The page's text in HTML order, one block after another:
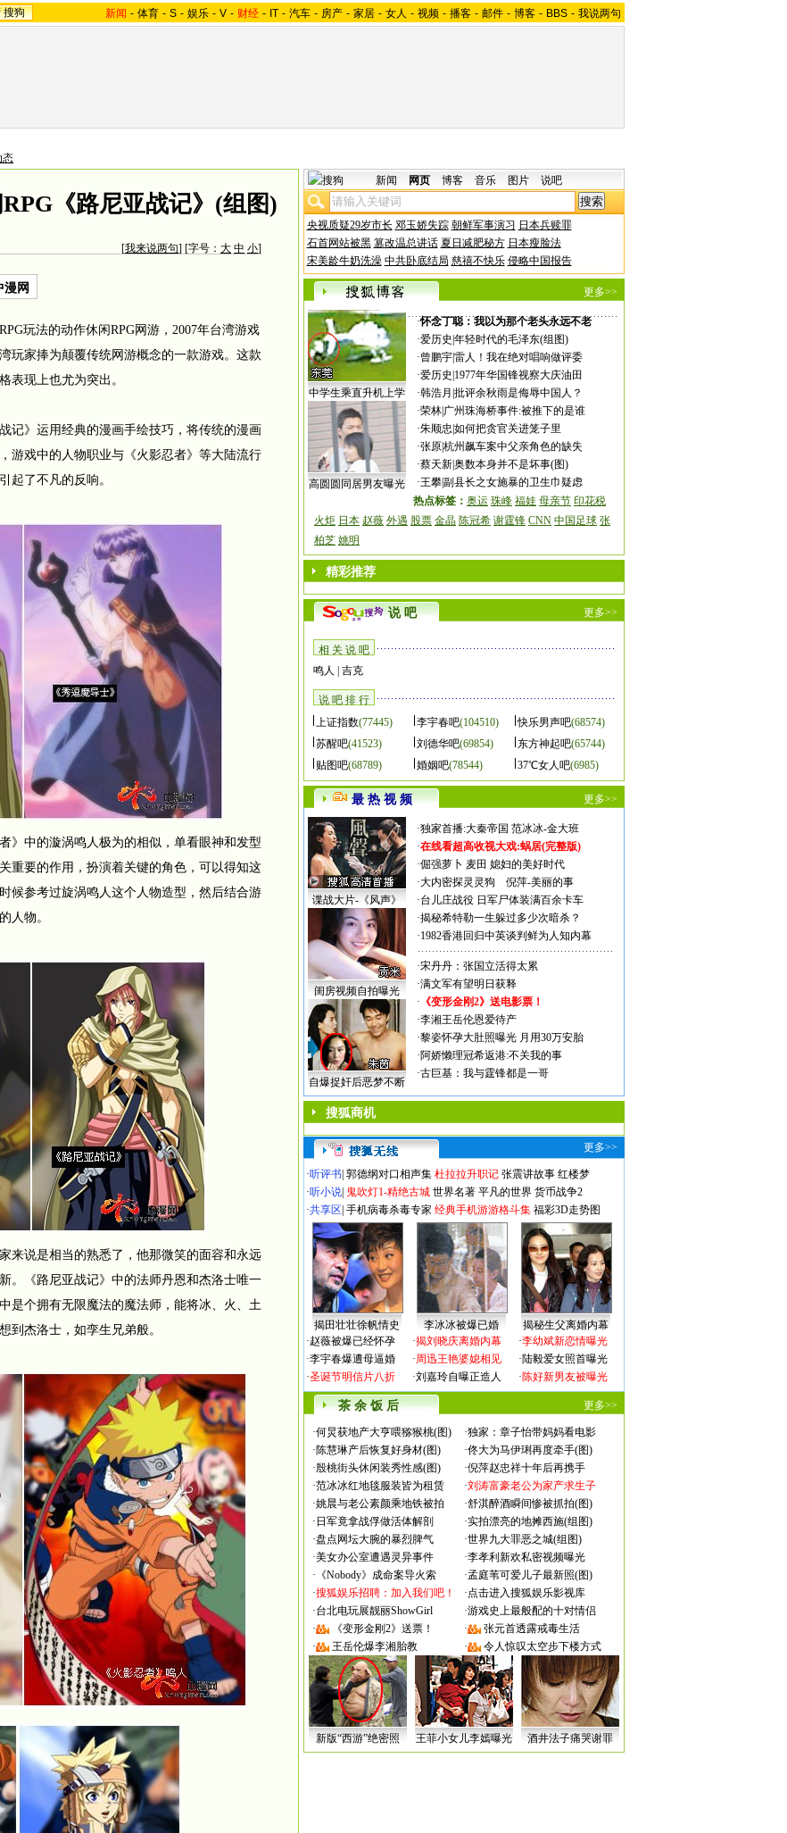
搜狗 新闻 - 体育 - S - 娱乐 - V - 财经 - IT - 汽车 - 房产 - 家居 - 女人 - 视频 - 播客 - 邮件 - 博客 - BBS - 我说两句
态
《路尼亚战记》(组图)
[我来说两句] [字号： 大 中 小]
漫网
玩法的动作休闲RPG网游，2007年台湾游戏
玩家捧为颠覆传统网游概念的一款游戏。这款
表现上也尤为突出。
》运用经典的漫画手绘技巧，将传统的漫画
游戏中的人物职业与《火影忍者》等大陆流行
起了不凡的反响。
中的漩涡鸣人极为的相似，单看眼神和发型
重要的作用，扮演着关键的角色，可以得知这
候参考过旋涡鸣人这个人物造型，然后结合游
人物。
说是相当的熟悉了，他那微笑的面容和永远
。《路尼亚战记》中的法师丹恩和杰洛士唯一
是个拥有无限魔法的魔法师，能将冰、火、土
到杰洛士，如孪生兄弟般。
新闻 网页 博客 音乐 图片 说吧
央视质疑29岁市长 邓玉娇失踪 朝鲜军事演习 日本兵赎罪
石首网站被黑 篡改温总讲话 夏日减肥秘方 日本瘦脸法
宋美龄牛奶洗澡 中共卧底结局 慈禧不快乐 侵略中国报告
更多>>
中学生乘直升机上学
高圆圆同居男友曝光
·怀念丁聪：我以为那个老头永远不老
·爱历史 年轻时代的毛泽东(组图)
·曾鹏宇|雷人！我在绝对唱响做评委
·爱历史 1977年华国锋视察大庆油田
·韩浩月 批评余秋雨是侮辱中国人？
·荣林| 广州珠海桥事件:被推下的是谁
·朱顺忠 如何把贪官关进笼子里
·张原|杭州飙车案中父亲角色的缺失
·蔡天新|奥数本身并不是坏事(图)
·王攀|副县长之女施暴的卫生巾疑虑
热点标签： 奥运 珠峰 福娃 母亲节 印花税
火炬 日本 赵薇 外遇 股票 金晶 陈冠希 谢霆锋 CNN 中国足球 张
柏芝 姚明
精彩推荐
说 吧 更多>>
相 关 说 吧
鸣人
吉克
说 吧 排 行
上证指数(77445) 李宇春吧(104510) 快乐男声吧(68574)
苏醒吧(41523) 刘德华吧(69854) 东方神起吧(65744)
贴图吧(68789) 婚姻吧(78544) 37℃女人吧(6985)
最 热 视 频 更多>>
谍战大片-《风声》
闺房视频自拍曝光
自爆捉奸后恶梦不断
·独家首播:大秦帝国 范冰冰-金大班
·在线看超高收视大戏:蜗居(完整版)
·倔强萝卜 麦田 媳妇的美好时代
·大内密探灵灵狗
倪萍-美丽的事
·台儿庄战役 日军尸体装满百余卡车
·揭秘希特勒一生躲过多少次暗杀？
·1982香港回归中英谈判鲜为人知内幕
·宋丹丹：张国立活得太累
·满文军有望明日获释
· 《变形金刚2》送电影票！
·李湘王岳伦恩爱待产
·黎姿怀孕大肚照曝光 月用30万安胎
·阿娇懒理冠希返港:不关我的事
·古巨基：我与霆锋都是一哥
搜狐商机
更多>>
·听评书 郭德纲对口相声集 杜拉拉升职记 张震讲故事 红楼梦
·听小说 鬼吹灯1-精绝古城 世界名著 平凡的世界 货币战争2
·共享区 手机病毒杀毒专家 经典手机游游格斗集 福彩3D走势图
揭田壮壮徐帆情史 李冰冰被爆已婚
揭秘生父离婚内幕
·赵薇被爆已经怀孕
·李宇春爆遭母逼婚
·圣诞节明信片八折
·揭刘晓庆离婚内幕
·周迅王艳婆媳相见
·刘嘉玲自曝正造人
·李幼斌新恋情曝光
·陆毅爱女照首曝光
·陈好新男友被曝光
茶 余 饭 后 更多>>
·何炅获地产大亨喂猕猴桃(图) ·独家：章子怡带妈妈看电影
·陈慧琳产后恢复好身材(图) ·佟大为马伊琍再度牵手(图)
·殷桃街头休闲装秀性感(图) ·倪萍赵忠祥十年后再携手
·范冰冰红地毯服装皆为租赁 ·刘涛富豪老公为家产求生子
·姚晨与老公素颜乘地铁被拍 ·舒淇醉酒瞬间惨被抓拍(图)
· 日军竟拿战俘做活体解剖 ·实拍漂亮的地摊西施(组图)
·盘点网坛大腕的暴烈脾气 ·世界九大罪恶之城(组图)
·美女办公室遭遇灵异事件 ·李孝利新欢私密视频曝光
· 《Nobody》成命案导火索 ·孟庭苇可爱儿子最新照(图)
·搜狐娱乐招聘：加入我们吧！ ·点击进入搜狐娱乐影视库
·台北电玩展靓丽ShowGirl ·游戏史上最般配的十对情侣
·
《变形金刚2》送票！ ·
张元首透露戒毒生活
·
王岳伦爆李湘胎教 · 令人惊叹太空步下楼方式
新版“西游”绝密照 王菲小女儿李嫣曝光 酒井法子痛哭谢罪